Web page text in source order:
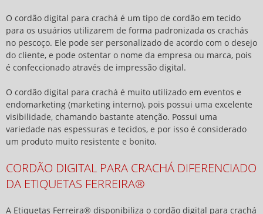
O cordão digital para crachá é um tipo de cordão em tecido
para os usuários utilizarem de forma padronizada os crachás
no pescoço. Ele pode ser personalizado de acordo com o desejo
do cliente, e pode ostentar o nome da empresa ou marca, pois
é confeccionado através de impressão digital.
O cordão digital para crachá é muito utilizado em eventos e
endomarketing (marketing interno), pois possui uma excelente
visibilidade, chamando bastante atenção. Possui uma
variedade nas espessuras e tecidos, e por isso é considerado
um produto muito resistente e bonito.
CORDÃO DIGITAL PARA CRACHÁ DIFERENCIADO
DA ETIQUETAS FERREIRA®
A Etiquetas Ferreira® disponibiliza o cordão digital para crachá